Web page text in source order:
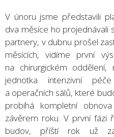
V únoru jsme představili
dva měsíce ho projednávali
partnery, v dubnu prošel
měsících, vidíme první
na chirurgickém oddělení,
jednotka intenzivní
a operačních sálů, které
probíhá kompletní
závěrem roku. V první fázi
budov, příští rok už